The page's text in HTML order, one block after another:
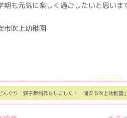
期も元気に楽しく過ごしたいと思いま
市吹上幼稚園
んぐり 獅子舞制作をしました！ 浦安市吹上幼稚園」